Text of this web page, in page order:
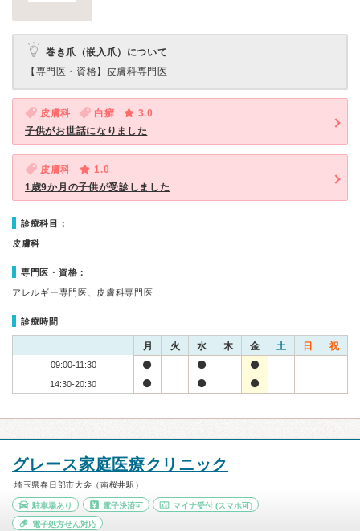
巻き爪（嵌入爪）について
【専門医・資格】 皮膚科専門医
皮膚科 白癬
3.0
子供がお世話になりました
皮膚科
1.0
1歳9か月の子供が受診しました
診療科目：
皮膚科
専門医・資格：
アレルギー専門医、皮膚科専門医
診療時間
月 火 水 木 金 土 日 祝
09:00-11:30
14:30-20:30
グレース家庭医療クリニック
埼玉県春日部市大衾（南桜井駅）
駐車場あり 電子決済可 マイナ受付 (スマホ可)
電子処方せん対応